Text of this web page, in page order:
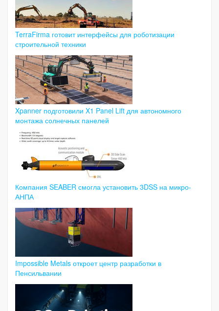
TerraFirma готовит интерфейсы для роботизации
строительной техники
Xpanner подготовили X1 Panel Lift для автономного
монтажа солнечных панелей
Компания SEABER смогла установить 3DSS на микро-
АНПА
Impossible Metals откроет центр разработки в
Пенсильвании